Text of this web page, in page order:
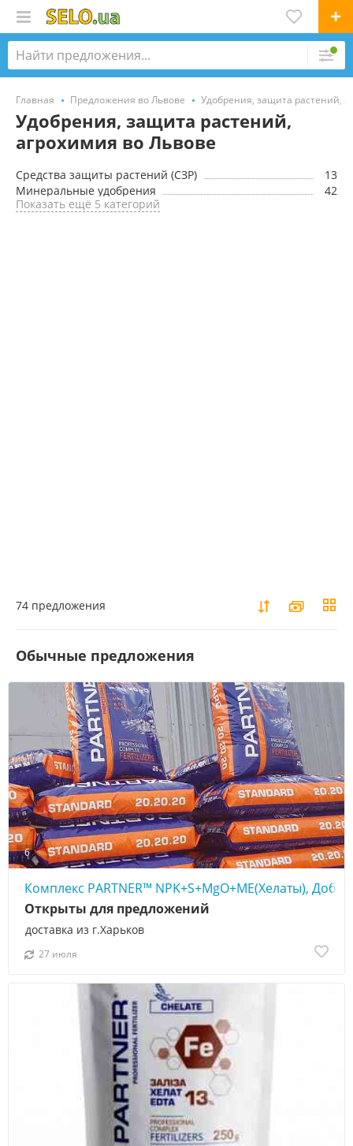
Главная Предложения во Львове Удобрения, защита растений,
Удобрения, защита растений,
агрохимия во Львове
Средства защиты растений (CЗР)
13
Минеральные удобрения
42
Показать ещё 5 категорий
74 предложения
Обычные предложения
6
Комплекс PARTNER™ NPK+S+MgO+ME(Хелаты),
доставка из г.Харьков
Открыты для предложений
27 июля